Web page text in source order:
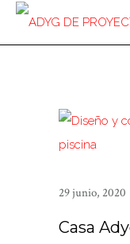
29 junio, 2020
Casa